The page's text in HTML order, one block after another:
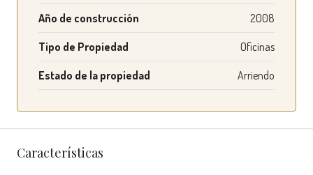
Año de construcción 2008
Tipo de Propiedad Oficinas
Estado de la propiedad Arriendo
Características